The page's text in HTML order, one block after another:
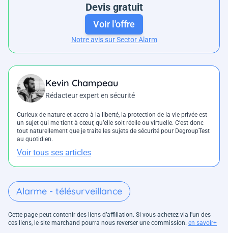
Devis gratuit
Voir l'offre
Notre avis sur Sector Alarm
Kevin Champeau
Rédacteur expert en sécurité
Curieux de nature et accro à la liberté, la protection de la vie privée est
un sujet qui me tient à cœur, qu’elle soit réelle ou virtuelle. C’est donc
tout naturellement que je traite les sujets de sécurité pour DegroupTest
au quotidien.
Voir tous ses articles
Alarme - télésurveillance
Cette page peut contenir des liens d’affiliation. Si vous achetez via l'un des
ces liens, le site marchand pourra nous reverser une commission. en savoir+